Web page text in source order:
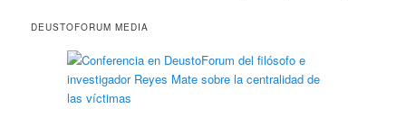
DEUSTOFORUM MEDIA